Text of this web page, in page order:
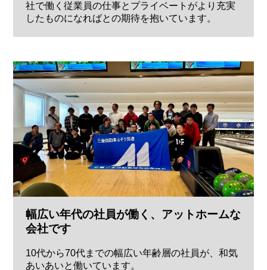
社で働く従業員の仕事とプライベートがより充実
したものになればとの期待を抱いています。
幅広い年代の社員が働く、アットホームな
会社です
10代から70代までの幅広い年齢層の社員が、和気
あいあいと働いています。